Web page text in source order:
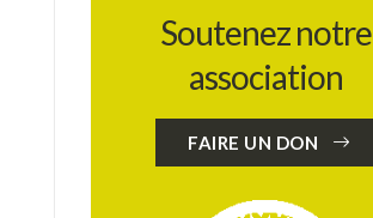
Soutenez notre
association
FAIRE UN DON